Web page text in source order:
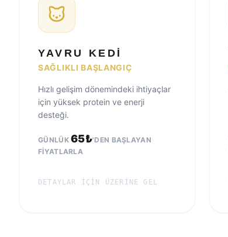
YAVRU KEDI
SAĞLIKLI BAŞLANGIÇ
Hızlı gelişim dönemindeki ihtiyaçlar
için yüksek protein ve enerji
desteği.
GÜNLÜK 65₺'DEN BAŞLAYAN
FIYATLARLA
DETAYLAR IÇIN ÜZERINE GEL